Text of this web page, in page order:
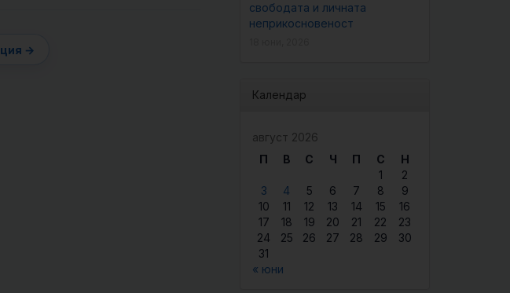
свободата и личната
неприкосновеност
Календар
август 2026
П
В С Ч П С
Н
1
2
3
4 5 6 7 8
9
10
11 12 13 14 15
16
17
18 19 20 21 22
23
24
25 26 27 28 29
30
31
« юни